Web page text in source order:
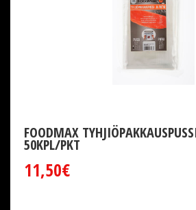
FOODMAX
50KPL/PKT
11,50€